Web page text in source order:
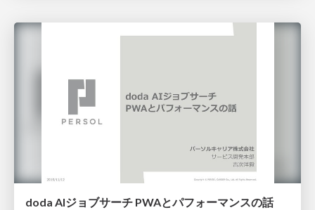
doda AIジョブサーチ PWAとパフォーマンスの話